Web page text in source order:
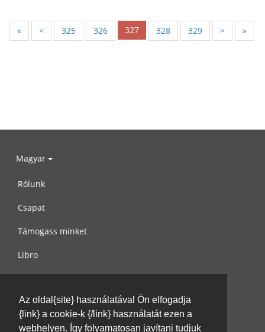
Az oldal{site} használatával Ön elfogadja
{link} a cookie-k {/link} használatát ezen a
webhelyen. Így folyamatosan javítani tudjuk
« < 325 326 327 328 329 > »
Magyar
Rólunk
Csapat
Támogass minket
Libro
Használati feltételek
Írj nekünk